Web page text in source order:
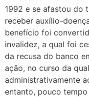
1992 e se afastou do
receber auxílio-
benefício foi
invalidez, a qual foi
da recusa do banco
ação, no curso da
administrativamente
entanto, pouco